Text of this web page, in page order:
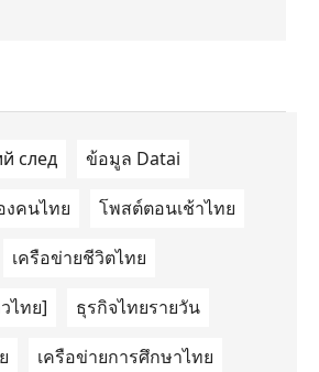
след ข้อมูล Datai
งคนไทย โพสต์ตอนเช้าไทย
เครือข่ายชีวิตไทย
ไทย] ธุรกิจไทยรายวัน
เครือข่ายการศึกษาไทย